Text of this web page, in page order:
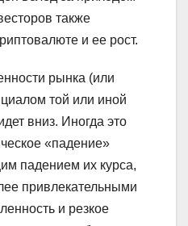
также
и ее рост.
рынка (или
той или иной
вниз. Иногда это
«падение»
падением их курса,
привлекательными
и резкое